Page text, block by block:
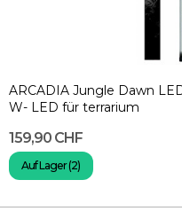
ARCADIA Jungle Dawn
W- LED für terrarium
159,90 CHF
Auf Lager (2)